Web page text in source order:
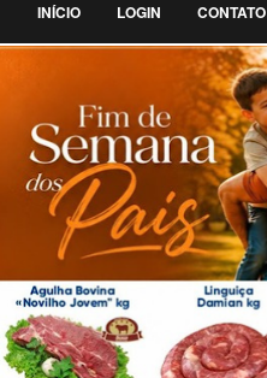
INÍCIO LOGIN CONTATO